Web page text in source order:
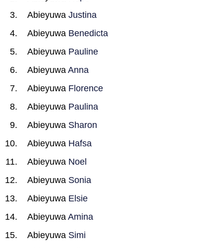
Abieyuwa Justina
Abieyuwa Benedicta
Abieyuwa Pauline
Abieyuwa Anna
Abieyuwa Florence
Abieyuwa Paulina
Abieyuwa Sharon
Abieyuwa Hafsa
Abieyuwa Noel
Abieyuwa Sonia
Abieyuwa Elsie
Abieyuwa Amina
Abieyuwa Simi